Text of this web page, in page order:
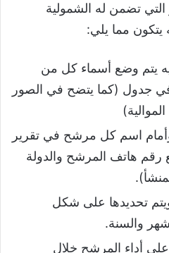
تضمن له الشمولية
يتكون مما يلي:
يتم وضع أسماء كل من
في جدول (كما يتضح في الصور
وأمام اسم كل مرشح في تقرير
رقم هاتف المرشح والدولة
ويتم تحديدها على شكل
والسنة.
على أداء المرشح خلال